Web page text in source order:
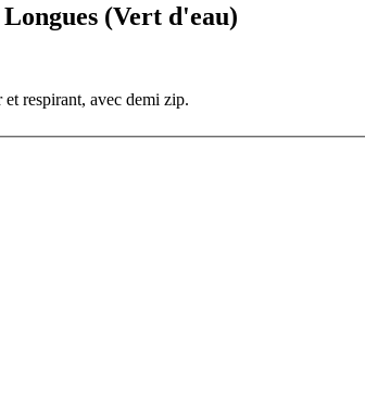
(Vert d'eau)
respirant, avec demi zip.